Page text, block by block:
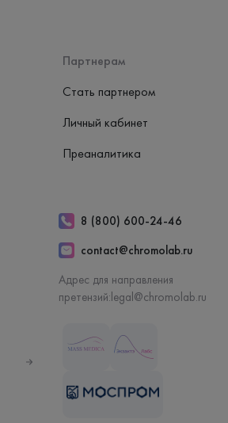
Партнерам
Стать партнером
Личный кабинет
Преаналитика
8 (800) 600-24-46
contact@chromolab.ru
Адрес для направления
претензий:legal@chromolab.ru